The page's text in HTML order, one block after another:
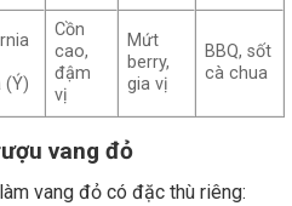
(Ý)
Cồn
cao,
đậm
vị
Mứt
berry,
gia vị
BBQ, sốt
cà chua
vang đỏ
vang đỏ có đặc thù riêng: